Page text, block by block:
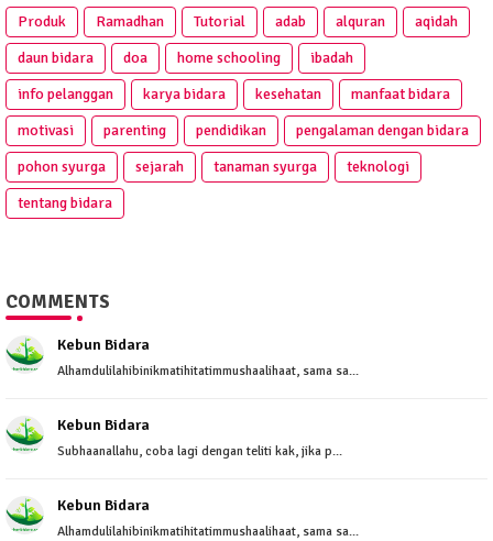
Produk Ramadhan Tutorial adab alquran
aqidah
daun bidara
doa home schooling
ibadah
info pelanggan
karya bidara kesehatan
manfaat bidara
motivasi
parenting pendidikan
pengalaman dengan bidara
pohon syurga
sejarah tanaman syurga
teknologi
tentang bidara
COMMENTS
Kebun Bidara
Alhamdulilahibinikmatihitatimmushaalihaat, sama sa...
Kebun Bidara
Subhaanallahu, coba lagi dengan teliti kak, jika p...
Kebun Bidara
Alhamdulilahibinikmatihitatimmushaalihaat, sama sa...